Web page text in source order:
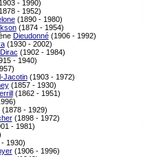
- 1990)
- 1952)
(1890 - 1980)
(1874 - 1954)
Dieudonné(1906 - 1992)
(1930 - 2002)
Dirac (1902 - 1984)
- 1940)
Jacotin(1903 - 1972)
(1857 - 1930)
(1862 - 1951)
(1878 - 1929)
(1898 - 1972)
- 1981)
1930)
(1906 - 1996)